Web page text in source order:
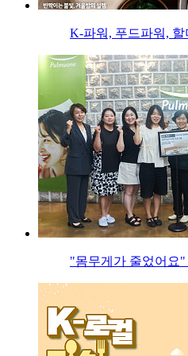
K-파워, 푸드파워, 할
"몸무게가 줄었어요"